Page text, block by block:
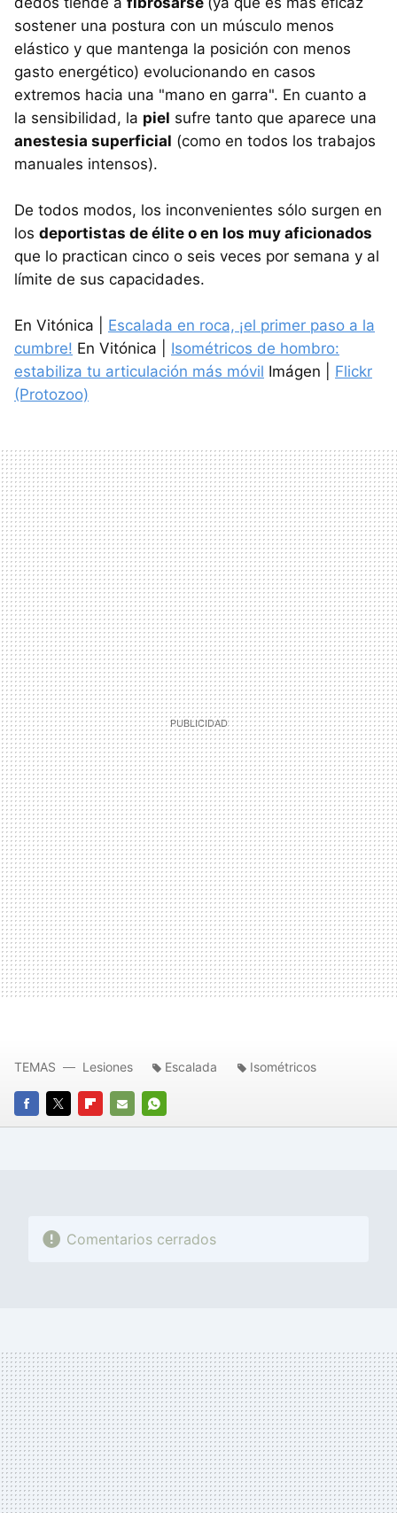
sostener una postura con un músculo menos
elástico y que mantenga la posición con menos
gasto energético) evolucionando en casos
extremos hacia una "mano en garra". En cuanto a
la sensibilidad, la piel sufre tanto que aparece una
anestesia superficial (como en todos los trabajos
manuales intensos).
De todos modos, los inconvenientes sólo surgen en
los deportistas de élite o en los muy aficionados
que lo practican cinco o seis veces por semana y al
límite de sus capacidades.
En Vitónica | Escalada en roca, ¡el primer paso a la
cumbre! En Vitónica | Isométricos de hombro:
estabiliza tu articulación más móvil Imágen | Flickr
(Protozoo)
FACEBOOK
TWITTERFLIPBOARD
E-
WHATSAPP
TEMAS Lesiones Escalada Isométricos
Comentarios cerrados